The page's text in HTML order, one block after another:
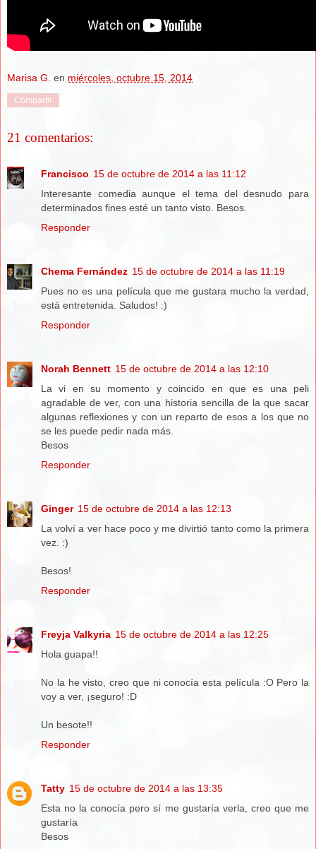
Marisa G. en miércoles, octubre 15, 2014
Compartir
21 comentarios:
Francisco 15 de octubre de 2014 a las 11:12
Interesante comedia aunque el tema del desnudo para
determinados fines esté un tanto visto. Besos.
Responder
Chema Fernández 15 de octubre de 2014 a las 11:19
Pues no es una película que me gustara mucho la verdad,
está entretenida. Saludos! :)
Responder
Norah Bennett 15 de octubre de 2014 a las 12:10
La vi en su momento y coincido en que es una peli
agradable de ver, con una historia sencilla de la que sacar
algunas reflexiones y con un reparto de esos a los que no
se les puede pedir nada más.
Besos
Responder
Ginger 15 de octubre de 2014 a las 12:13
La volví a ver hace poco y me divirtió tanto como la primera
vez. :)
Besos!
Responder
Freyja Valkyria 15 de octubre de 2014 a las 12:25
Hola guapa!!
No la he visto, creo que ni conocía esta película :O Pero la
voy a ver, ¡seguro! :D
Un besote!!
Responder
Tatty 15 de octubre de 2014 a las 13:35
Esta no la conocía pero sí me gustaría verla, creo que me
gustaría
Besos